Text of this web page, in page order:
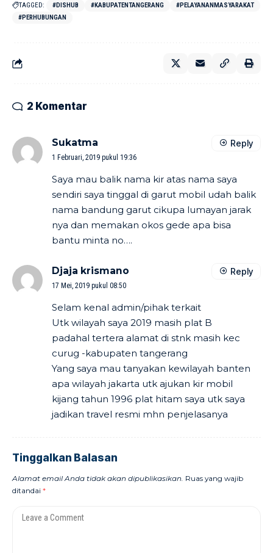
TAGGED: #DISHUB #KABUPATENTANGERANG
#PELAYANANMASYARAKAT
#PERHUBUNGAN
2 Komentar
Sukatma
1 Februari, 2019 pukul 19:36
Saya mau balik nama kir atas nama saya
sendiri saya tinggal di garut mobil udah balik
nama bandung garut cikupa lumayan jarak
nya dan memakan okos gede apa bisa
bantu minta no….
Reply
Djaja krismano
17 Mei, 2019 pukul 08:50
Selam kenal admin/pihak terkait
Utk wilayah saya 2019 masih plat B
padahal tertera alamat di stnk masih kec
curug -kabupaten tangerang
Yang saya mau tanyakan kewilayah banten
apa wilayah jakarta utk ajukan kir mobil
kijang tahun 1996 plat hitam saya utk saya
jadikan travel resmi mhn penjelasanya
Reply
Tinggalkan Balasan
Alamat email Anda tidak akan dipublikasikan. Ruas yang wajib
ditandai *